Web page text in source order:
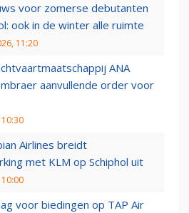
voor zomerse debutanten
ook in de winter alle ruimte
11:20
ANA
aanvullende order voor
Airlines breidt
met KLM op Schiphol uit
voor biedingen op TAP Air